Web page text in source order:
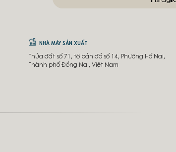
NHÀ MÁY SẢN XUẤT
Thửa đất số 71, tờ bản đồ số 14, Phường Hố Nai,
Thành phố Đồng Nai, Việt Nam